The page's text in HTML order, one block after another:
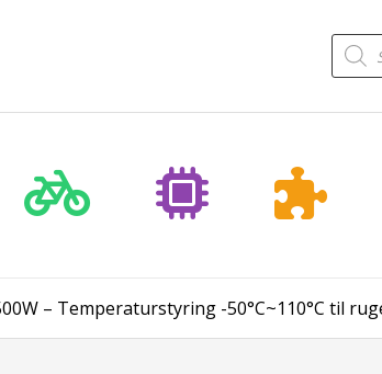
search
– Temperaturstyring -50°C~110°C til